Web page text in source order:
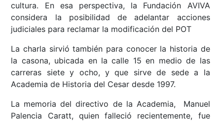
cultura. En esa perspectiva, la Fundación AVIVA
considera la posibilidad de adelantar acciones
judiciales para reclamar la modificación del POT
La charla sirvió también para conocer la historia de
la casona, ubicada en la calle 15 en medio de las
carreras siete y ocho, y que sirve de sede a la
Academia de Historia del Cesar desde 1997.
La memoria del directivo de la Academia, Manuel
Palencia Caratt, quien falleció recientemente, fue